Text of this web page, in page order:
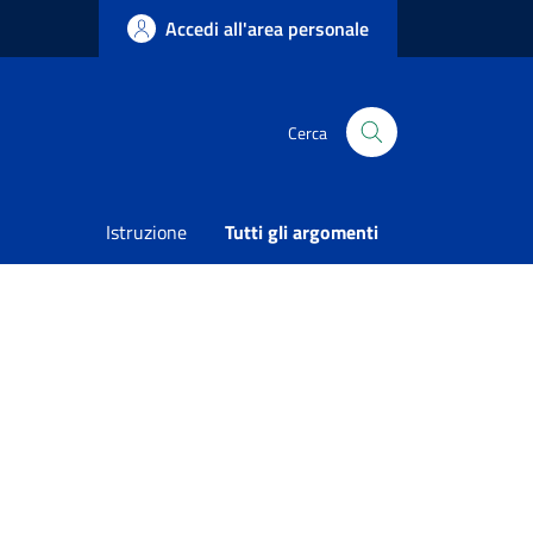
Accedi all'area personale
Cerca
Istruzione Tutti gli argomenti
COSTRUZIONE MENSA”
Condividi Vedi azioni